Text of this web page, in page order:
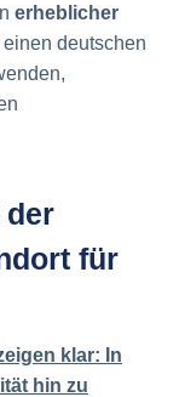
erheblicher
deutschen
der
für
klar: In
hin zu